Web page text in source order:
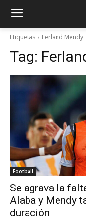
Etiquetas Ferland Mendy
Tag:
Football
Se agrava la
Alaba y Mendy
duración